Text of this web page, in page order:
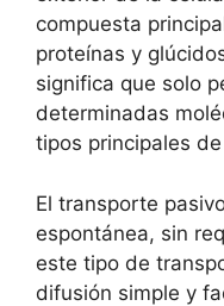
‍compuesta
proteínas y
significa ⁣que solo‌
determinadas
tipos principales
El⁢ transporte
espontánea, sin
este tipo de
difusión simple y